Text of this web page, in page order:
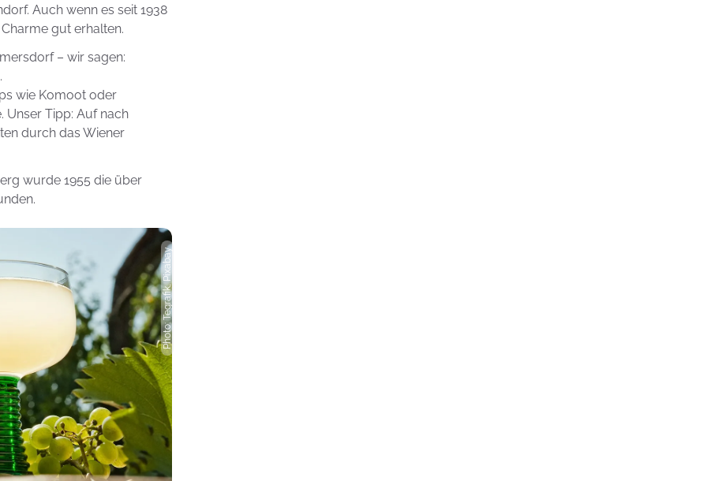
Auch wenn es seit 1938
gut erhalten.
– wir sagen:
wie Komoot oder
Unser Tipp: Auf nach
durch das Wiener
wurde 1955 die über
Photo: Tegrafik, Pixabay